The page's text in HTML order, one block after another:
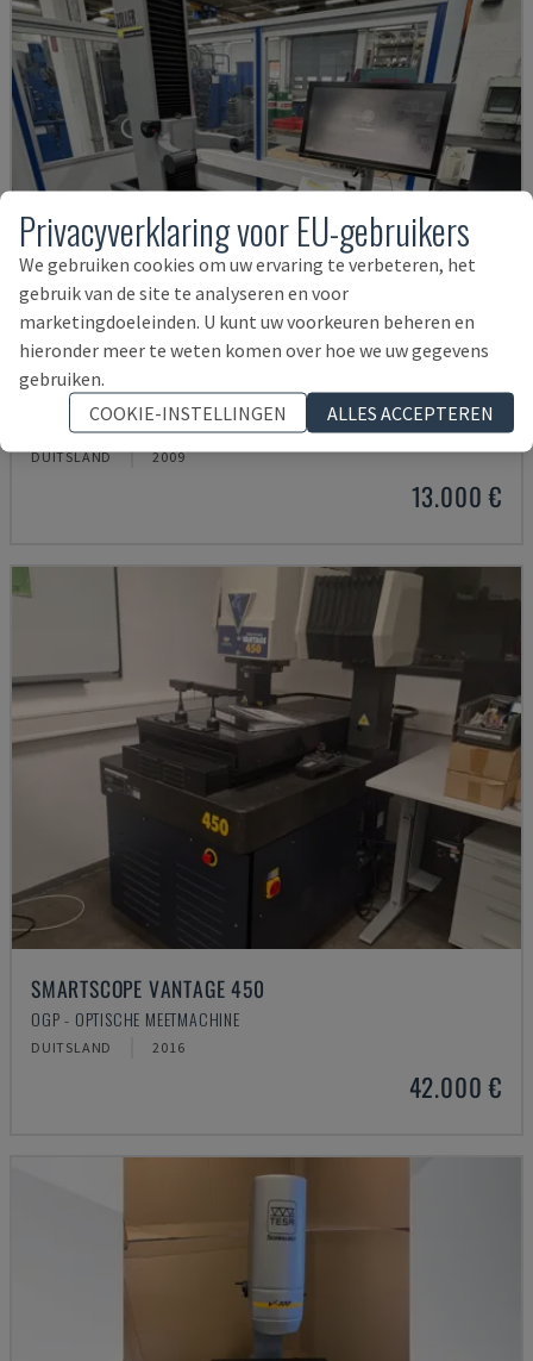
VENTURION 600/8
ZOLLER - OPTISCHE MEETMACHINE
DUITSLAND 2009
13.000 €
SMARTSCOPE VANTAGE 450
OGP - OPTISCHE MEETMACHINE
DUITSLAND 2016
42.000 €
Privacyverklaring voor EU-gebruikers
We gebruiken cookies om uw ervaring te verbeteren, het
gebruik van de site te analyseren en voor
marketingdoeleinden. U kunt uw voorkeuren beheren en
hieronder meer te weten komen over hoe we uw gegevens
gebruiken.
COOKIE-INSTELLINGEN
ALLES ACCEPTEREN